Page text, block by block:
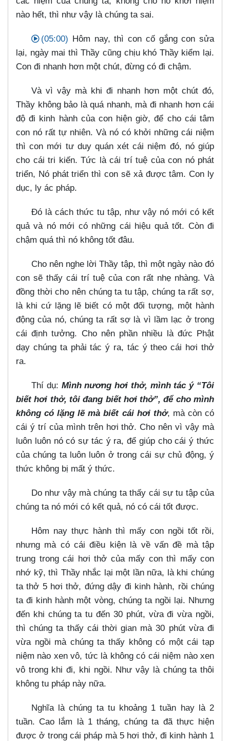
nào hết, thì như vậy là chúng ta sai.
(05:00) Hôm nay, thì con cố gắng con sửa
lại, ngày mai thì Thầy cũng chịu khó Thầy kiểm lại.
Con đi nhanh hơn một chút, đừng có đi chậm.
Và vì vậy mà khi đi nhanh hơn một chút đó,
Thầy không bảo là quá nhanh, mà đi nhanh hơn cái
độ đi kinh hành của con hiện giờ, để cho cái tâm
con nó rất tự nhiên. Và nó có khởi những cái niệm
thì con mới tư duy quán xét cái niệm đó, nó giúp
cho cái tri kiến. Tức là cái trí tuệ của con nó phát
triển, Nó phát triển thì con sẽ xả được tâm. Con ly
dục, ly ác pháp.
Đó là cách thức tu tập, như vậy nó mới có kết
quả và nó mới có những cái hiệu quả tốt. Còn đi
chậm quá thì nó không tốt đâu.
Cho nên nghe lời Thầy tập, thì một ngày nào đó
con sẽ thấy cái trí tuệ của con rất nhẹ nhàng. Và
đồng thời cho nên chúng ta tu tập, chúng ta rất sợ,
là khi cứ lặng lẽ biết có một đối tượng, một hành
động của nó, chúng ta rất sợ là vì lầm lạc ở trong
cái định tưởng. Cho nên phần nhiều là đức Phật
dạy chúng ta phải tác ý ra, tác ý theo cái hơi thở
ra.
Thí dụ: Mình nương hơi thở, mình tác ý “Tôi
biết hơi thở, tôi đang biết hơi thở”, để cho mình
không có lặng lẽ mà biết cái hơi thở, mà còn có
cái ý trí của mình trên hơi thở. Cho nên vì vậy mà
luôn luôn nó có sự tác ý ra, để giúp cho cái ý thức
của chúng ta luôn luôn ở trong cái sự chủ động, ý
thức không bị mất ý thức.
Do như vậy mà chúng ta thấy cái sự tu tập của
chúng ta nó mới có kết quả, nó có cái tốt được.
Hôm nay thực hành thì mấy con ngồi tốt rồi,
nhưng mà có cái điều kiện là về vấn đề mà tập
trung trong cái hơi thở của mấy con thì mấy con
nhớ kỹ, thì Thầy nhắc lại một lần nữa, là khi chúng
ta thở 5 hơi thở, đứng dậy đi kinh hành, rồi chúng
ta đi kinh hành một vòng, chúng ta ngồi lại. Nhưng
đến khi chúng ta tu đến 30 phút, vừa đi vừa ngồi,
thì chúng ta thấy cái thời gian mà 30 phút vừa đi
vừa ngồi mà chúng ta thấy không có một cái tạp
niệm nào xen vô, tức là không có cái niệm nào xen
vô trong khi đi, khi ngồi. Như vậy là chúng ta thôi
không tu pháp này nữa.
Nghĩa là chúng ta tu khoảng 1 tuần hay là 2
tuần. Cao lắm là 1 tháng, chúng ta đã thực hiện
được ở trong cái pháp mà 5 hơi thở, đi kinh hành 1